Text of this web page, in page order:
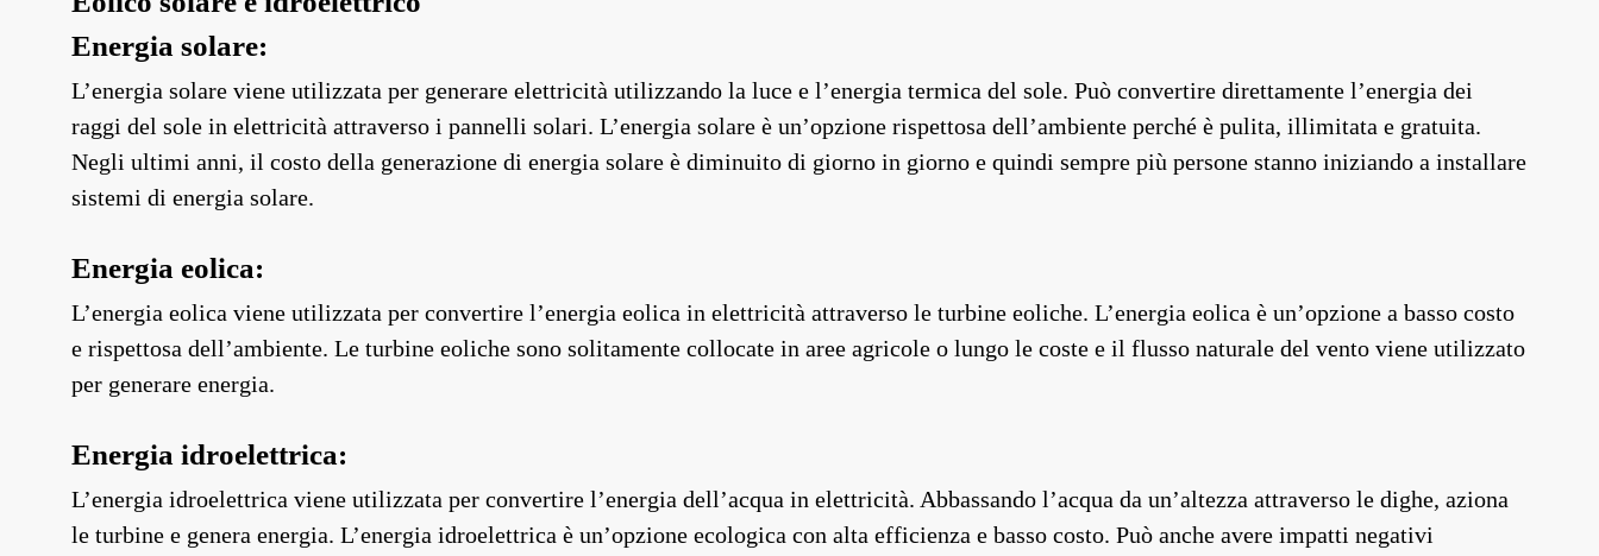
Energia solare:
L’energia solare viene utilizzata per generare elettricità utilizzando la luce e l’energia termica del sole. Può convertire direttamente l’energia dei
raggi del sole in elettricità attraverso i pannelli solari. L’energia solare è un’opzione rispettosa dell’ambiente perché è pulita, illimitata e gratuita.
Negli ultimi anni, il costo della generazione di energia solare è diminuito di giorno in giorno e quindi sempre più persone stanno iniziando a installare
sistemi di energia solare.
Energia eolica:
L’energia eolica viene utilizzata per convertire l’energia eolica in elettricità attraverso le turbine eoliche. L’energia eolica è un’opzione a basso costo
e rispettosa dell’ambiente. Le turbine eoliche sono solitamente collocate in aree agricole o lungo le coste e il flusso naturale del vento viene utilizzato
per generare energia.
Energia idroelettrica:
L’energia idroelettrica viene utilizzata per convertire l’energia dell’acqua in elettricità. Abbassando l’acqua da un’altezza attraverso le dighe, aziona
le turbine e genera energia. L’energia idroelettrica è un’opzione ecologica con alta efficienza e basso costo. Può anche avere impatti negativi